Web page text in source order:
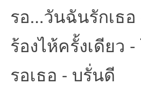
รอ...วันฉันรักเธ
ร้องไห้ครั้งเดียว
รอเธอ - บรั่นดี